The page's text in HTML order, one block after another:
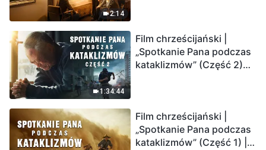
2:14
1:34:44
Film chrześcijański |
„Spotkanie Pana podczas
kataklizmów” (Część 2)
Ludzkość weszła w
odliczanie. Czy znalazłeś
już drogę ocalenia?
Film chrześcijański |
„Spotkanie Pana podczas
kataklizmów” (Część 1) |